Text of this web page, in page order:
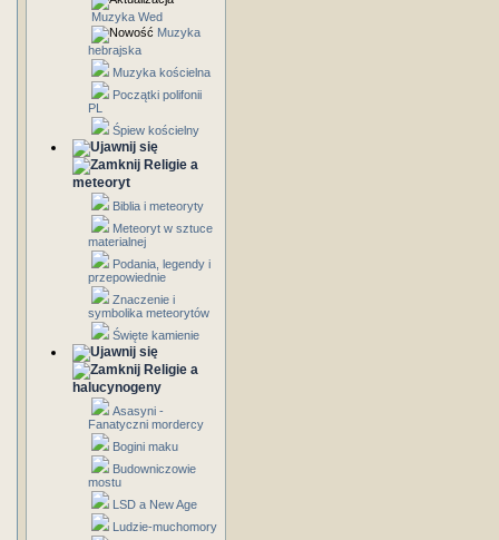
Muzyka Wed
Muzyka
hebrajska
Muzyka kościelna
Początki polifonii
PL
Śpiew kościelny
Religie a
meteoryt
Biblia i meteoryty
Meteoryt w sztuce
materialnej
Podania, legendy i
przepowiednie
Znaczenie i
symbolika meteorytów
Święte kamienie
Religie a
halucynogeny
Asasyni -
Fanatyczni mordercy
Bogini maku
Budowniczowie
mostu
LSD a New Age
Ludzie-muchomory